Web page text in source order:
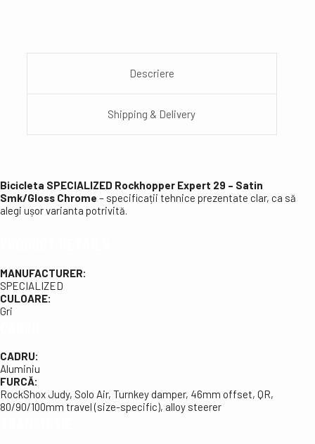
Descriere
Shipping & Delivery
Bicicleta SPECIALIZED Rockhopper Expert 29 – Satin
Smk/Gloss Chrome – specificații tehnice prezentate clar, ca să
alegi ușor varianta potrivită.
MANUFACTURER:
SPECIALIZED
CULOARE:
Gri
CADRU:
Aluminiu
FURCĂ:
RockShox Judy, Solo Air, Turnkey damper, 46mm offset, QR,
80/90/100mm travel (size-specific), alloy steerer